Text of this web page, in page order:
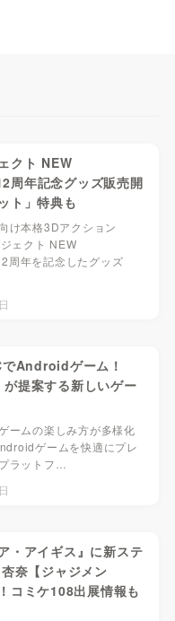
クト NEW
周年記念グッズ販売開
ト」特典も
け本格3Dアクション
ェクト NEW
周年を記念したグッズ
Androidゲーム！
が提案する新しいゲー
ームの楽しみ方が多様化
ゲームを快適にプレ
ラットフ…
・アイギス』に新ステ
奈【ジャジメン
コミケ108出展情報も